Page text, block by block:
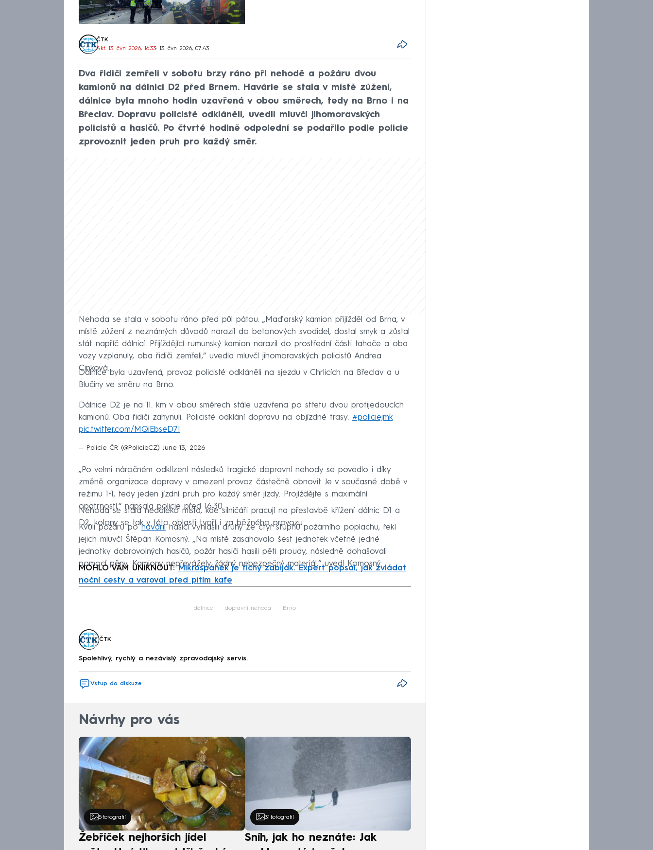
ČTK
Akt. 13. čvn 2026, 16:33• 13. čvn 2026, 07:43
Dva řidiči zemřeli v sobotu brzy ráno při nehodě a požáru dvou
kamionů na dálnici D2 před Brnem. Havárie se stala v místě zúžení,
dálnice byla mnoho hodin uzavřená v obou směrech, tedy na Brno i na
Břeclav. Dopravu policisté odkláněli, uvedli mluvčí jihomoravských
policistů a hasičů. Po čtvrté hodině odpolední se podařilo podle policie
zprovoznit jeden pruh pro každý směr.
Nehoda se stala v sobotu ráno před půl pátou. „Maďarský kamion přijížděl od Brna, v
místě zúžení z neznámých důvodů narazil do betonových svodidel, dostal smyk a zůstal
stát napříč dálnicí. Přijíždějící rumunský kamion narazil do prostřední části tahače a oba
vozy vzplanuly, oba řidiči zemřeli,“ uvedla mluvčí jihomoravských policistů Andrea
Cinková.
Dálnice byla uzavřená, provoz policisté odkláněli na sjezdu v Chrlicích na Břeclav a u
Blučiny ve směru na Brno.
Dálnice D2 je na 11. km v obou směrech stále uzavřena po střetu dvou protijedoucích
kamionů. Oba řidiči zahynuli. Policisté odklání dopravu na objízdné trasy. #policiejmk
pic.twitter.com/MQiEbseD7I
— Policie ČR (@PolicieCZ) June 13, 2026
„Po velmi náročném odklízení následků tragické dopravní nehody se povedlo i díky
změně organizace dopravy v omezení provoz částečně obnovit. Je v současné době v
režimu 1+1, tedy jeden jízdní pruh pro každý směr jízdy. Projíždějte s maximální
opatrností,“ napsala policie před 16:30.
Nehoda se stala nedaleko místa, kde silničáři pracují na přestavbě křížení dálnic D1 a
D2, kolony se tak v této oblasti tvoří i za běžného provozu.
Kvůli požáru pohaváriihasiči vyhlásili druhý ze čtyř stupňů požárního poplachu, řekl
jejich mluvčí Štěpán Komosný. „Na místě zasahovalo šest jednotek včetně jedné
jednotky dobrovolných hasičů, požár hasiči hasili pěti proudy, následně dohašovali
pomocí pěny. Kamiony nepřevážely žádný nebezpečný materiál,“ uvedl Komosný.
MOHLO VÁM UNIKNOUT:Mikrospánek je tichý zabiják. Expert popsal, jak zvládat
noční cesty a varoval před pitím kafe
dálnice dopravní nehoda Brno
ČTK
Spolehlivý, rychlý a nezávislý zpravodajský servis.
Vstup do diskuze
Návrhy pro vás
5 fotografií
Žebříček nejhorších jídel
31 fotografií
Sníh, jak ho neznáte: Jak